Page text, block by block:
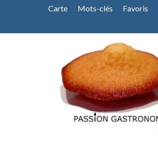
Carte Mots-clés Favoris